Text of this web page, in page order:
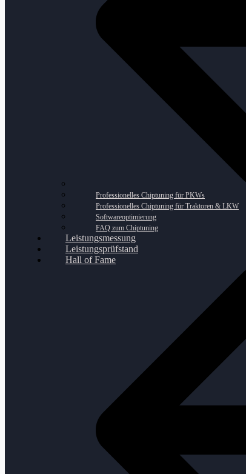
Professionelles Chiptuning für PKWs
Professionelles Chiptuning für Traktoren & LKW
Softwareoptimierung
FAQ zum Chiptuning
Leistungsmessung
Leistungsprüfstand
Hall of Fame